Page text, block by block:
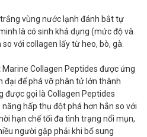
vùng nước lạnh đánh bắt tự
là có sinh khả dụng (mức độ và
với collagen lấy từ heo, bò, gà.
Collagen Peptides được ứng
đại để phá vỡ phân tử lớn thành
được gọi là Collagen Peptides
hấp thụ đột phá hơn hẳn so với
hạn chế tối đa tình trạng nổi mụn,
người gặp phải khi bổ sung